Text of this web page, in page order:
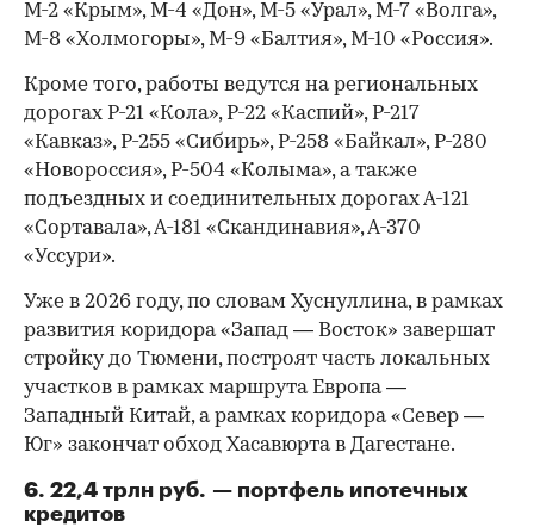
М-2 «Крым», М-4 «Дон», М-5 «Урал», М-7 «Волга»,
М-8 «Холмогоры», М-9 «Балтия», М-10 «Россия».
Кроме того, работы ведутся на региональных
дорогах Р-21 «Кола», Р-22 «Каспий», Р-217
«Кавказ», Р-255 «Сибирь», Р-258 «Байкал», Р-280
«Новороссия», Р-504 «Колыма», а также
подъездных и соединительных дорогах А-121
«Сортавала», А-181 «Скандинавия», А-370
«Уссури».
Уже в 2026 году, по словам Хуснуллина, в рамках
развития коридора «Запад — Восток» завершат
стройку до Тюмени, построят часть локальных
участков в рамках маршрута Европа —
Западный Китай, а рамках коридора «Север —
Юг» закончат обход Хасавюрта в Дагестане.
6. 22,4 трлн руб. — портфель ипотечных
кредитов